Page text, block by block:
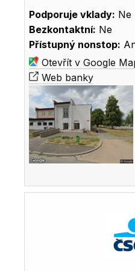
Podporuje vklady: Ne
Bezkontaktní: Ne
Přístupný nonstop:
Otevřít v Google
Web banky